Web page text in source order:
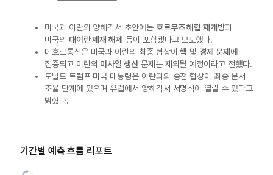
미국과 이란의 양해각서 초안에는 호르무즈 해협 재개방과
미국의 대이란 제재 해제
등이 포함됐다고 보도했다.
메흐르통신은 미국과 이란의 최종 협상이핵 및 경제 문제 에
집중되고 이란의 미사일 생산문제는 제외될 예정이라고 전했다.
도널드 트럼프 미국 대통령은 이란과의 종전 협상이 최종 문서
조율 단계에 있으며 유럽에서 양해각서 서명식이 열릴 수 있다고
밝혔다.
기간별 예측 흐름 리포트